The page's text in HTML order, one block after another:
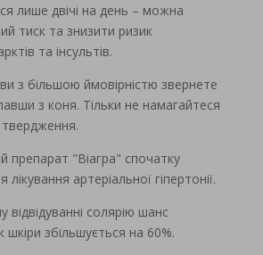
лише двічі на день – можна
тиск та знизити ризик
та інсультів.
з більшою ймовірністю звернете
з коня. Тільки не намагайтеся
препарат "Віагра" спочатку
артеріальної гіпертонії.
відвідуванні солярію шанс
шкіри збільшується на 60%.